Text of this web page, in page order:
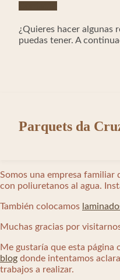
¿Quieres hacer algunas
puedas tener. A
Parquets da
Somos una empresa familiar
con poliuretanos al agua.
También colocamos
Muchas gracias por
Me gustaría que esta
blog donde intentamos
trabajos a realizar.